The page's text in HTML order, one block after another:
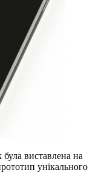
виставлена на
унікального